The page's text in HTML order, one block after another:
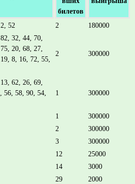
билетов
52 2 180000
32, 44, 70,
20, 68, 27,
8, 16, 72, 55,
2 300000
62, 26, 69,
56, 58, 90, 54,
1 300000
1
300000
2
300000
3
300000
12
25000
14
3000
29
2000